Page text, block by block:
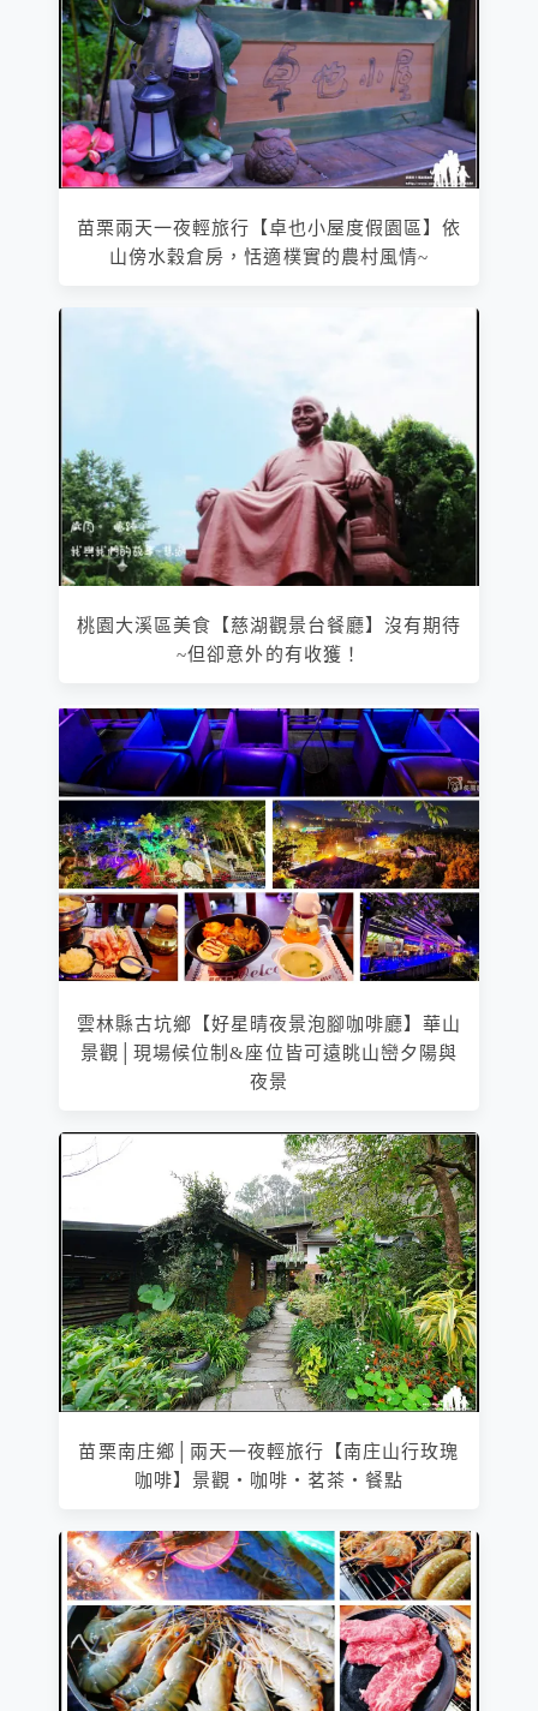
苗栗兩天一夜輕旅行【卓也小屋度假園區】依
山傍水穀倉房，恬適樸實的農村風情~
桃園大溪區美食【慈湖觀景台餐廳】沒有期待
~但卻意外的有收獲！
雲林縣古坑鄉【好星晴夜景泡腳咖啡廳】華山
景觀│現場候位制&座位皆可遠眺山巒夕陽與
夜景
苗栗南庄鄉│兩天一夜輕旅行【南庄山行玫瑰
咖啡】景觀‧咖啡‧茗茶‧餐點